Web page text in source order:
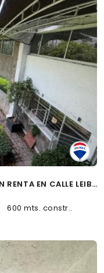
CASA COMERCIAL PARA OFICINAS EN RENTA EN CALLE LEIBNITZ EN COLONIA ANZURES - (34)
600 mts. constr..